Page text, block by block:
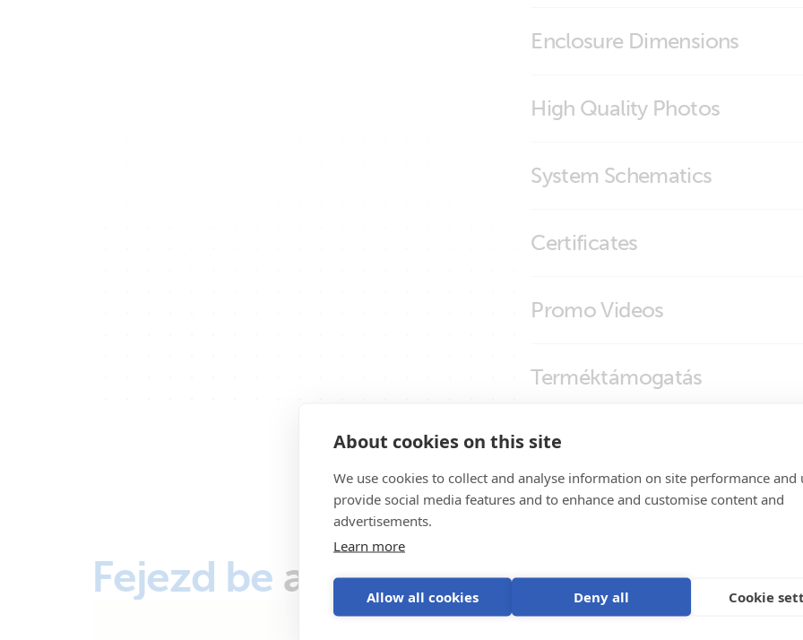
About cookies on this site
We use cookies to collect and analyse information on site performance and
provide social media features and to enhance and customise content and
advertisements.
Learn more
Allow all cookies Deny all Cookie
Enclosure Dimensions
High Quality Photos
smallBMS (front)
smallBMS (molex)
smallBMS (top)
System Schematics
SmartSolar MPPT RS Cerbo GX Touch 50
Certificates
Promo Videos
Terméktámogatás
Fejezd be a rendszert